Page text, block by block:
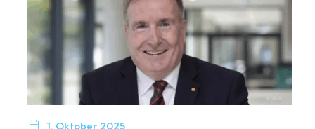
 1. Oktober 2025